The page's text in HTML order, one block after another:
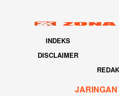
INDEKS
DISCLAIMER